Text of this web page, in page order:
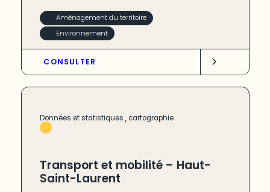
Aménagement du territoire
Environnement
CONSULTER
Données et statistiques, cartographie
Transport et mobilité – Haut-
Saint-Laurent